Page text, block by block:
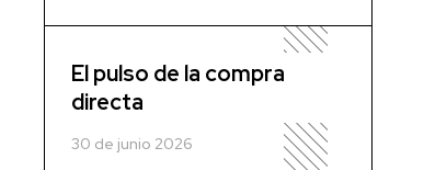
El pulso de la compra
directa
30 de junio 2026